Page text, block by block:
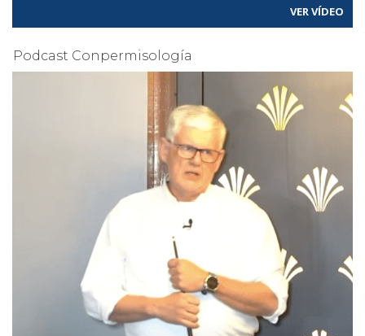
VER VÍDEO
Podcast Conpermisología